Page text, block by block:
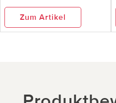
Zum Artikel